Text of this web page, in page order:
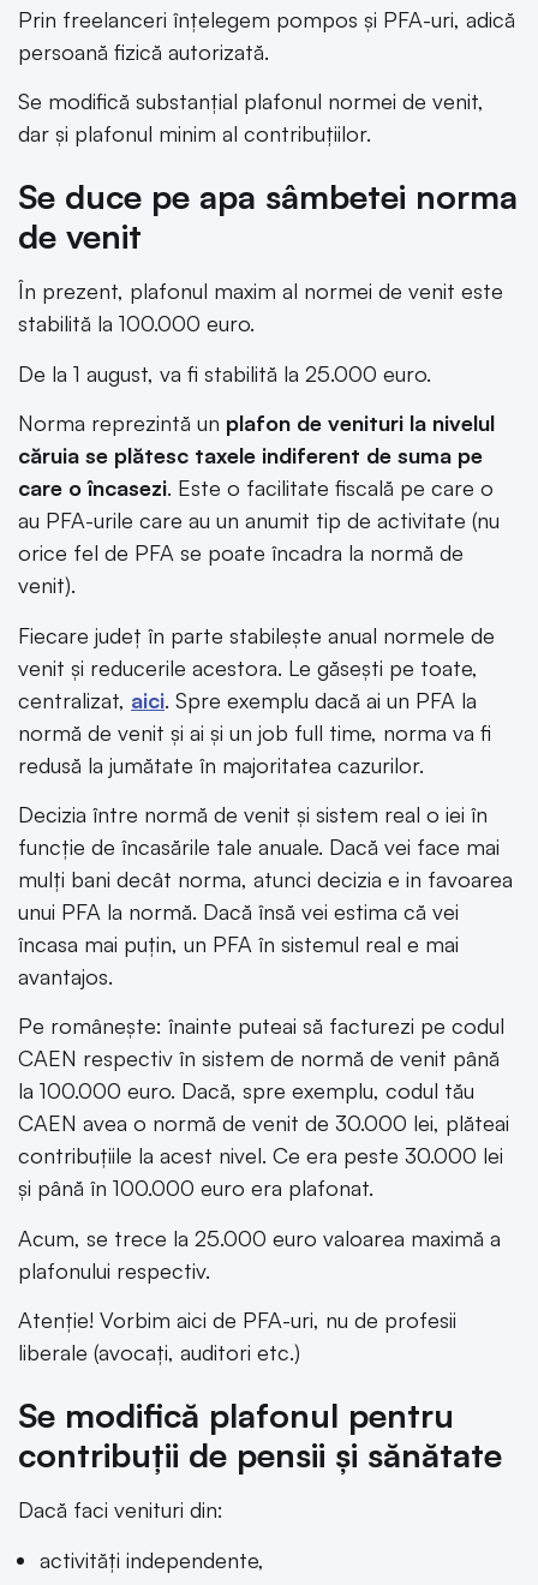
Prin freelanceri înțelegem pompos și PFA-uri, adică
persoană fizică autorizată.
Se modifică substanțial plafonul normei de venit,
dar și plafonul minim al contribuțiilor.
Se duce pe apa sâmbetei norma
de venit
În prezent, plafonul maxim al normei de venit este
stabilită la 100.000 euro.
De la 1 august, va fi stabilită la 25.000 euro.
Norma reprezintă un plafon de venituri la nivelul
căruia se plătesc taxele indiferent de suma pe
care o încasezi. Este o facilitate fiscală pe care o
au PFA-urile care au un anumit tip de activitate (nu
orice fel de PFA se poate încadra la normă de
venit).
Fiecare județ în parte stabilește anual normele de
venit și reducerile acestora. Le găsești pe toate,
centralizat, aici. Spre exemplu dacă ai un PFA la
normă de venit și ai și un job full time, norma va fi
redusă la jumătate în majoritatea cazurilor.
Decizia între normă de venit și sistem real o iei în
funcție de încasările tale anuale. Dacă vei face mai
mulți bani decât norma, atunci decizia e in favoarea
unui PFA la normă. Dacă însă vei estima că vei
încasa mai puțin, un PFA în sistemul real e mai
avantajos.
Pe românește: înainte puteai să facturezi pe codul
CAEN respectiv în sistem de normă de venit până
la 100.000 euro. Dacă, spre exemplu, codul tău
CAEN avea o normă de venit de 30.000 lei, plăteai
contribuțiile la acest nivel. Ce era peste 30.000 lei
și până în 100.000 euro era plafonat.
Acum, se trece la 25.000 euro valoarea maximă a
plafonului respectiv.
Atenție! Vorbim aici de PFA-uri, nu de profesii
liberale (avocați, auditori etc.)
Se modifică plafonul pentru
contribuții de pensii și sănătate
Dacă faci venituri din:
activităţi independente,